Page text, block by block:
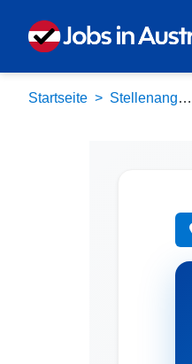
Startseite Stellenangebote